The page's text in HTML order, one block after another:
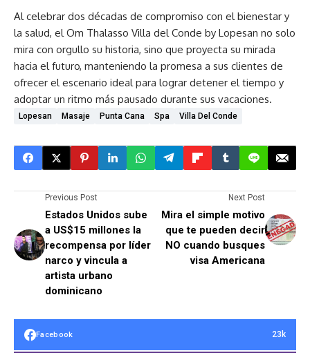
Al celebrar dos décadas de compromiso con el bienestar y
la salud, el Om Thalasso Villa del Conde by Lopesan no solo
mira con orgullo su historia, sino que proyecta su mirada
hacia el futuro, manteniendo la promesa a sus clientes de
ofrecer el escenario ideal para lograr detener el tiempo y
adoptar un ritmo más pausado durante sus vacaciones.
Lopesan Masaje Punta Cana Spa Villa Del Conde
Previous Post
Estados Unidos sube
a US$15 millones la
recompensa por líder
narco y vincula a
artista urbano
dominicano
Next Post
Mira el simple motivo
que te pueden decir
NO cuando busques
visa Americana
Facebook 23k